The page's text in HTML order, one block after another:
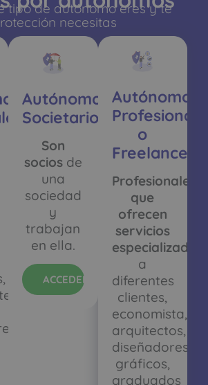
tipo de autónomo eres y te
necesitas
Autónomos
Societarios
Son
sociosde
una
sociedad
y
trabajan
en ella.
ACCEDER
Autónomos
o
Freelancers
Profesionales
que
ofrecen
servicios
especializados
a
diferentes
clientes,
economista,
arquitectos,
diseñadores
gráficos,
graduados